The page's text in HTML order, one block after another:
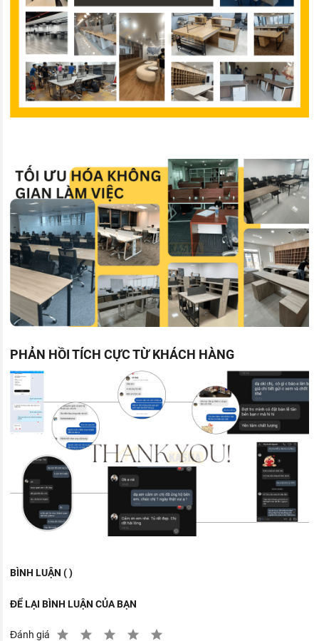
PHẢN HỒI TÍCH CỰC TỪ KHÁCH HÀNG
BÌNH LUẬN ( )
ĐỂ LẠI BÌNH LUẬN CỦA BẠN
Đánh giá